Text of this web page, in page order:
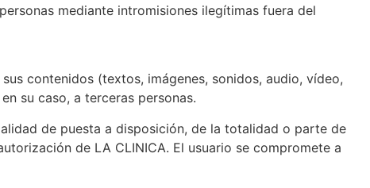
mediante intromisiones ilegítimas fuera del
contenidos (textos, imágenes, sonidos, audio, vídeo,
su caso, a terceras personas.
de puesta a disposición, de la totalidad o parte de
de LA CLINICA. El usuario se compromete a